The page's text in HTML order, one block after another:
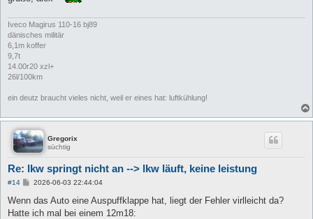
Iveco Magirus 110-16 bj89
dänisches militär
6,1m koffer
9,7t
14.00r20 xzl+
26l/100km
ein deutz braucht vieles nicht, weil er eines hat: luftkühlung!
Gregorix
süchtig
Re: lkw springt nicht an --> lkw läuft, keine leistung
#14
B
i
r
2026-06-03 22:44:04
Wenn das Auto eine Auspuffklappe hat, liegt der Fehler virlleicht da?
Hatte ich mal bei einem 12m18: